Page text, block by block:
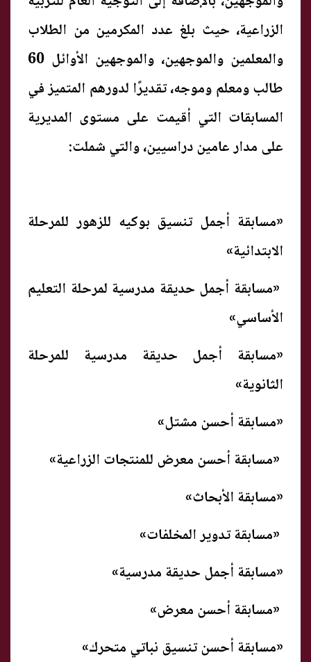
الزراعية، حيث بلغ عدد المكرمين من الطلاب
والمعلمين والموجهين، والموجهين الأوائل 60
طالب ومعلم وموجه، تقديرًا لدورهم المتميز في
المسابقات التي أقيمت على مستوى المديرية
على مدار عامين دراسيين، والتي شملت:
«مسابقة أجمل تنسيق بوكيه للزهور للمرحلة
الابتدائية»
«مسابقة أجمل حديقة مدرسية لمرحلة التعليم
الأساسي»
«مسابقة أجمل حديقة مدرسية للمرحلة
الثانوية»
«مسابقة أحسن مشتل»
«مسابقة أحسن معرض للمنتجات الزراعية»
«مسابقة الأبحاث»
«مسابقة تدوير المخلفات»
«مسابقة أجمل حديقة مدرسية»
«مسابقة أحسن معرض»
«مسابقة أحسن تنسيق نباتي متحرك»